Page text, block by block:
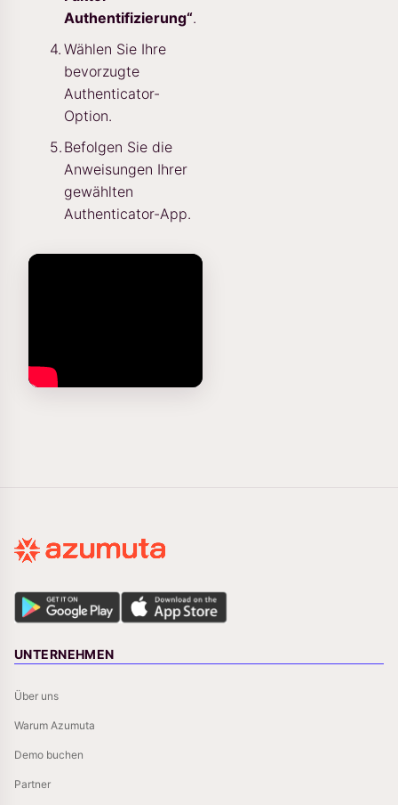
Authentifizierung“.
Wählen Sie Ihre
bevorzugte
Authenticator-
Option.
Befolgen Sie die
Anweisungen Ihrer
gewählten
Authenticator-App.
UNTERNEHMEN
Über uns
Warum Azumuta
Demo buchen
Partner